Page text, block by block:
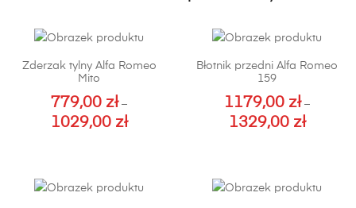
Zderzak tylny Alfa Romeo
Mito
779,00 zł –
1029,00 złZakres
ma
Błotnik przedni Alfa Romeo
159
1179,00 zł –
1329,00 złZakres
ma